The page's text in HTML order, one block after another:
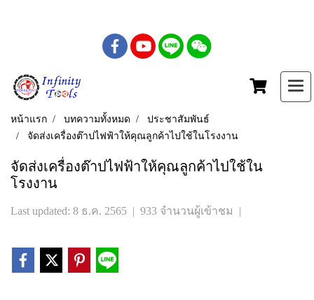
หน้าแรก บทความทั้งหมด
ประชาสัมพันธ์
จัดส่งเครื่องต๊าปไฟฟ้าให้คุณลูกค้าไปใช้ในโรงงาน
จัดส่งเครื่องต๊าปไฟฟ้าให้คุณลูกค้าไปใช้ใน
โรงงาน
Last updated: 8 ธ.ค. 2565 | 933 จำนวนผู้เข้าชม |